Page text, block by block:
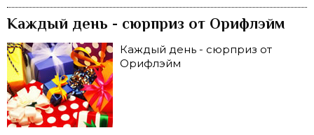
Каждый день - сюрприз от Орифлэйм
Каждый день - сюрприз от
Орифлэйм